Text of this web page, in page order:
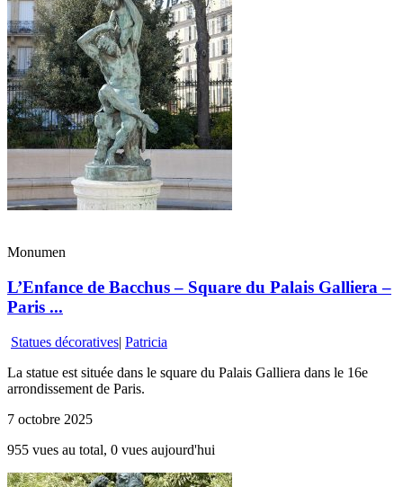
Monumen
L’Enfance de Bacchus – Square du Palais Galliera –
Paris ...
Statues décoratives| Patricia
La statue est située dans le square du Palais Galliera dans le 16e
arrondissement de Paris.
7 octobre 2025
955 vues au total, 0 vues aujourd'hui